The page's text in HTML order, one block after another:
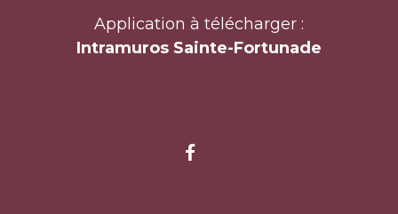
Application à télécharger :
Intramuros Sainte-Fortunade